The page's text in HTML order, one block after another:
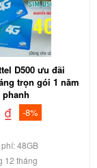
D500 ưu đãi
trọn gói 1 năm
₫ -8%
48GB
12 tháng